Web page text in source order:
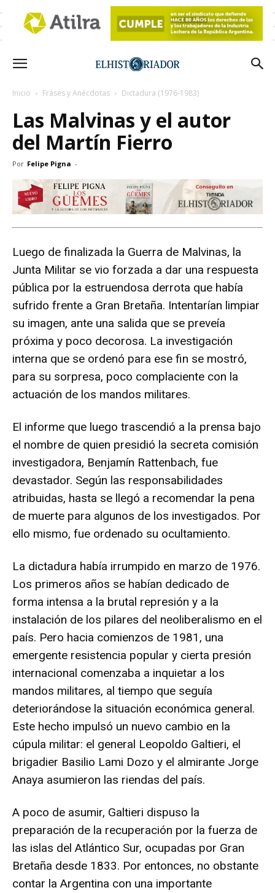
Inicio Fráses y Anécdotas Dictadura (1976-1983)
Las Malvinas y el autor
del Martín Fierro
Por Felipe Pigna -
Luego de finalizada la Guerra de Malvinas, la
Junta Militar se vio forzada a dar una respuesta
pública por la estruendosa derrota que había
sufrido frente a Gran Bretaña. Intentarían limpiar
su imagen, ante una salida que se preveía
próxima y poco decorosa. La investigación
interna que se ordenó para ese fin se mostró,
para su sorpresa, poco complaciente con la
actuación de los mandos militares.
El informe que luego trascendió a la prensa bajo
el nombre de quien presidió la secreta comisión
investigadora, Benjamín Rattenbach, fue
devastador. Según las responsabilidades
atribuidas, hasta se llegó a recomendar la pena
de muerte para algunos de los investigados. Por
ello mismo, fue ordenado su ocultamiento.
La dictadura había irrumpido en marzo de 1976.
Los primeros años se habían dedicado de
forma intensa a la brutal represión y a la
instalación de los pilares del neoliberalismo en el
país. Pero hacia comienzos de 1981, una
emergente resistencia popular y cierta presión
internacional comenzaba a inquietar a los
mandos militares, al tiempo que seguía
deteriorándose la situación económica general.
Este hecho impulsó un nuevo cambio en la
cúpula militar: el general Leopoldo Galtieri, el
brigadier Basilio Lami Dozo y el almirante Jorge
Anaya asumieron las riendas del país.
A poco de asumir, Galtieri dispuso la
preparación de la recuperación por la fuerza de
las islas del Atlántico Sur, ocupadas por Gran
Bretaña desde 1833. Por entonces, no obstante
contar la Argentina con una importante